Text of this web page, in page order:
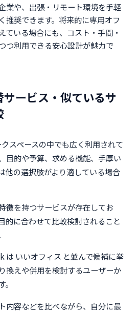
業や、出張・リモート環境を手軽
推奨できます。将来的に専用オフ
ている場合にも、コスト・手間・
つ利用できる安心設計が魅力で
ービス・似ているサ
スペースの中でも広く利用されて
目的や予算、求める機能、手厚い
他の選択肢がより適している場合
徴を持つサービスが存在してお
的に合わせて比較検討されること
は いいオフィス と並んで候補に挙
換えや併用を検討するユーザーか
内容などを比べながら、自分に最